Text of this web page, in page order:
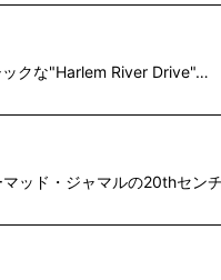
クな"Harlem River Drive"…
ッド・ジャマルの20thセン